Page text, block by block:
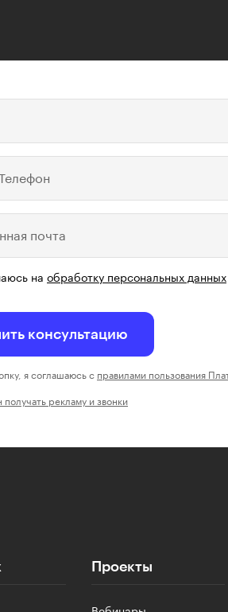
почта
на обработку персональных данных
консультацию
я соглашаюсь с правилами пользования
получать рекламу и звонки
Проекты